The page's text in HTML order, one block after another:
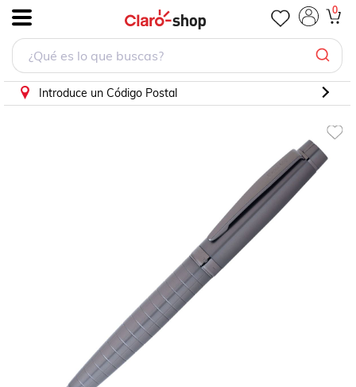
0
Introduce un Código Postal
Bolígrafo Honour 38 Carbon Grey